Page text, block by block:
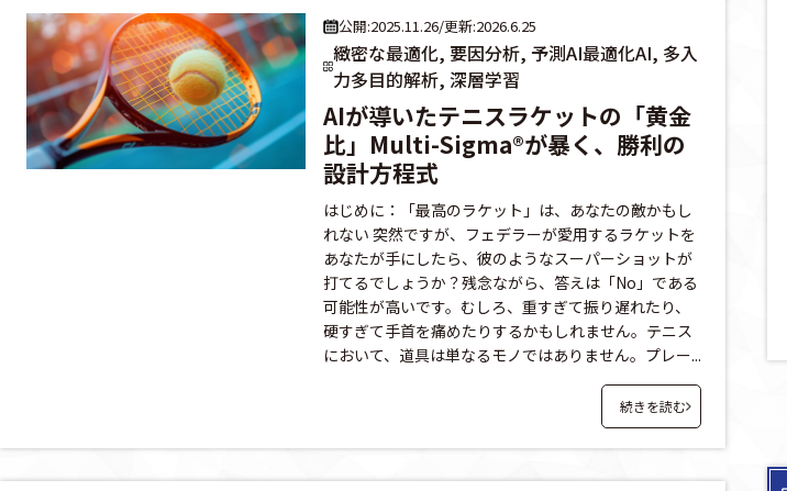
公開:2025.11.26/更新:2026.6.25
緻密な最適化, 要因分析, 予測AI最適化AI, 多入
力多目的解析, 深層学習
AIが導いたテニスラケットの「黄金
比」Multi-Sigma®が暴く、勝利の
設計方程式
はじめに：「最高のラケット」は、あなたの敵かもし
れない 突然ですが、フェデラーが愛用するラケットを
あなたが手にしたら、彼のようなスーパーショットが
打てるでしょうか？残念ながら、答えは「No」である
可能性が高いです。むしろ、重すぎて振り遅れたり、
硬すぎて手首を痛めたりするかもしれません。テニス
において、道具は単なるモノではありません。プレー...
続きを読む